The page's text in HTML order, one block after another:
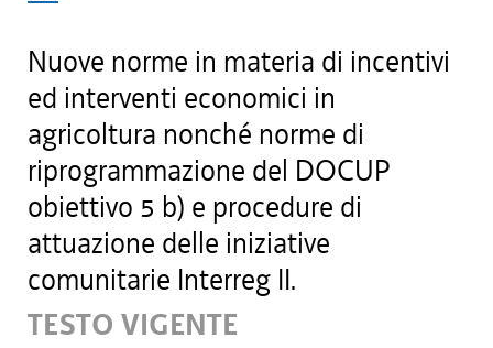
Nuove norme in materia di incentivi
ed interventi economici in
agricoltura nonché norme di
riprogrammazione del DOCUP
obiettivo 5 b) e procedure di
attuazione delle iniziative
comunitarie Interreg II.
TESTO VIGENTE